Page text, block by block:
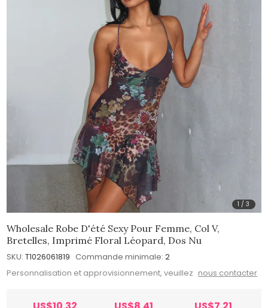
1 /3
Wholesale Robe D'été Sexy Pour Femme, Col V,
Bretelles, Imprimé Floral Léopard, Dos Nu
SKU: T1026061819 Commande minimale: 2
Personnalisation et approvisionnement, veuillez nous contacter